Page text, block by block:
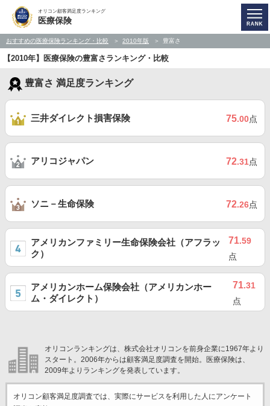
オリコン顧客満足度ランキング
医療保険
おすすめの医療保険ランキング・比較 2010年版 豊富さ
【2010年】医療保険の豊富さランキング・比較
豊富さ 満足度ランキング
三井ダイレクト損害保険 75.00点
アリコジャパン 72.31点
ソニ－生命保険 72.26点
アメリカンファミリー生命保険会社（アフラッ
ク）
71.59
点
アメリカンホーム保険会社（アメリカンホー
ム・ダイレクト）
71.31
点
オリコンランキングは、株式会社オリコンを前身企業に1967年より
スタート。2006年からは顧客満足度調査を開始。医療保険は、
2009年よりランキングを発表しています。
オリコン顧客満足度調査では、実際にサービスを利用した 人にアンケート